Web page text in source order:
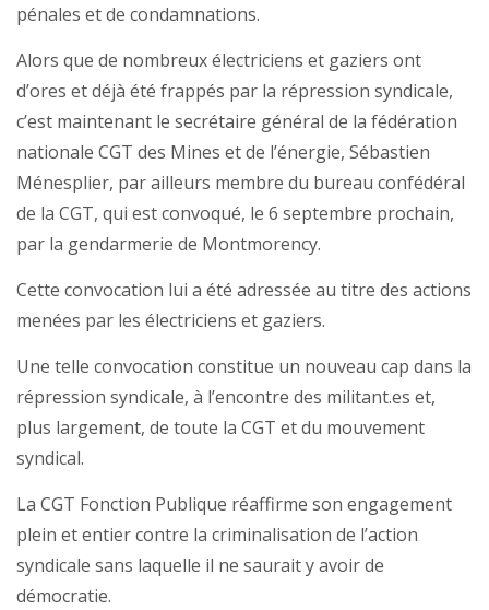
pénales et de condamnations.
Alors que de nombreux électriciens et gaziers ont
d’ores et déjà été frappés par la répression syndicale,
c’est maintenant le secrétaire général de la fédération
nationale CGT des Mines et de l’énergie, Sébastien
Ménesplier, par ailleurs membre du bureau confédéral
de la CGT, qui est convoqué, le 6 septembre prochain,
par la gendarmerie de Montmorency.
Cette convocation lui a été adressée au titre des actions
menées par les électriciens et gaziers.
Une telle convocation constitue un nouveau cap dans la
répression syndicale, à l’encontre des militant.es et,
plus largement, de toute la CGT et du mouvement
syndical.
La CGT Fonction Publique réaffirme son engagement
plein et entier contre la criminalisation de l’action
syndicale sans laquelle il ne saurait y avoir de
démocratie.